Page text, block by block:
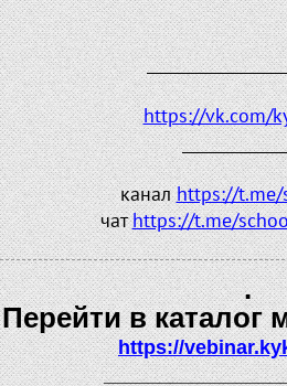
https://vk.com/
каналhttps://t.me/
чатhttps://t.me/
.
Перейти в каталог
https://